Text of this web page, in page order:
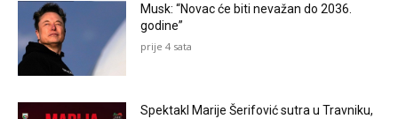
Musk: “Novac će biti nevažan do 2036.
godine”
prije 4 sata
Spektakl Marije Šerifović sutra u Travniku,